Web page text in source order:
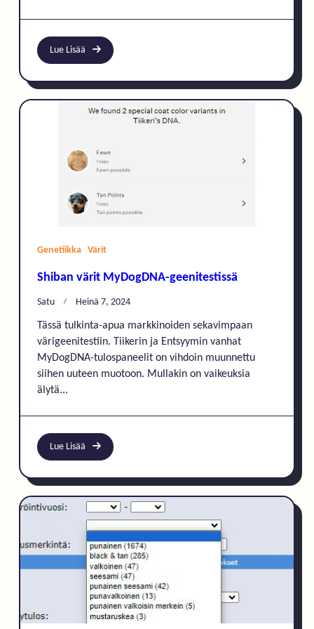
Lue Lisää
Genetiikka Värit
Shiban värit MyDogDNA-geenitestissä
Satu Heinä 7, 2024
Tässä tulkinta-apua markkinoiden sekavimpaan
värigeenitestiin. Tiikerin ja Entsyymin vanhat
MyDogDNA-tulospaneelit on vihdoin muunnettu
siihen uuteen muotoon. Mullakin on vaikeuksia
älytä...
Lue Lisää